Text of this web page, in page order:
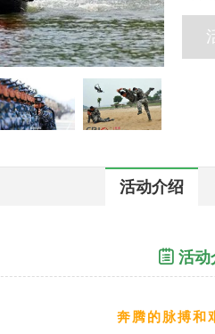
活动介绍
活动
奔腾的脉搏和